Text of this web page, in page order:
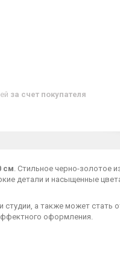
за счет покупателя
см. Стильное черно-золотое
детали и насыщенные
а также может стать
оформления.